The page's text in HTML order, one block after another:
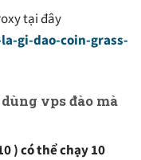
tại đây
gi-dao-coin-grass-
vps đào mà
) có thể chạy 10